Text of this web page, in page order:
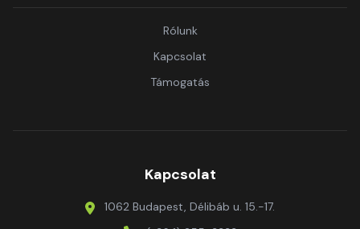
Rólunk
Kapcsolat
Támogatás
Kapcsolat
1062 Budapest, Délibáb u. 15.-17.